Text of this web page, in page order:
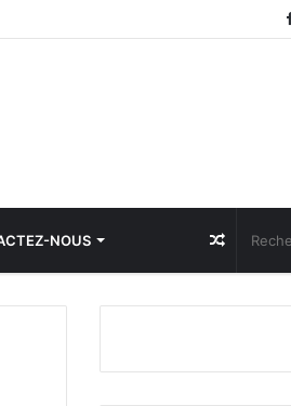
NOUS Article
Aléatoire